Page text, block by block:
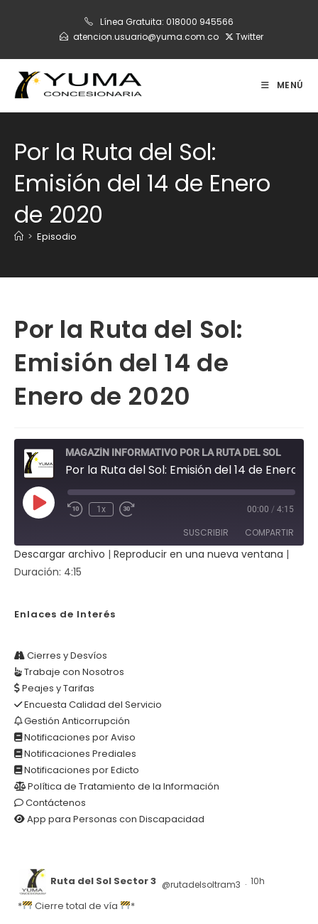
Línea Gratuita: 018000 945566
atencion.usuario@yuma.com.co
Twitter
MENÚ
Por la Ruta del Sol:
Emisión del 14 de Enero
de 2020
> Episodio
Por la Ruta del Sol:
Emisión del 14 de
Enero de 2020
MAGAZÍN INFORMATIVO POR LA RUTA DEL SOL
Reproducir
episodioRebobinar
1x
Fast
seconds
00:00 / 4:15
SUSCRIBIR COMPARTIR
COMPAR
Descargar archivo | Reproducir en una nueva ventana |
Duración: 4:15
Enlaces de Interés
Cierres y Desvíos
Trabaje con Nosotros
Peajes y Tarifas
Encuesta Calidad del Servicio
Gestión Anticorrupción
Notificaciones por Aviso
Notificaciones Prediales
Notificaciones por Edicto
Política de Tratamiento de la Información
Contáctenos
App para Personas con Discapacidad
Ruta del Sol Sector 3 @rutadelsoltram3 · 10h
* Cierre total de vía
*